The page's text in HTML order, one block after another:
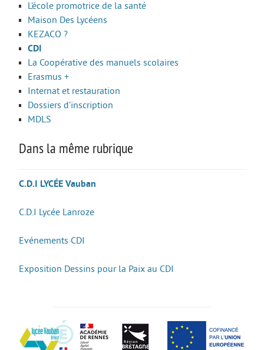
STI2D
UNSS et EPS
Enseignements Optionnels en 2nde
Section Euro
Option facultative Théâtre
Brevet d’initiation à l’aéronautique
Brevet d’Initiation à la Mer
BTS CIEL
BTS CRCI
BTS MTE (ancien MCI)
MC Mécatronique Navale
L’école promotrice de la santé
Maison Des Lycéens
KEZACO ?
CDI
La Coopérative des manuels scolaires
Erasmus +
Internat et restauration
Dossiers d’inscription
MDLS
Dans la même rubrique
C.D.I LYCÉE Vauban
C.D.I Lycée Lanroze
Evénements CDI
Exposition Dessins pour la Paix au CDI